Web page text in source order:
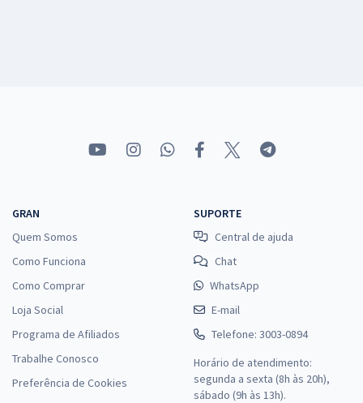
GRAN
Quem Somos
Como Funciona
Como Comprar
Loja Social
Programa de Afiliados
Trabalhe Conosco
Preferência de Cookies
SUPORTE
Central de ajuda
Chat
WhatsApp
E-mail
Telefone: 3003-0894
Horário de atendimento:
segunda a sexta (8h às 20h),
sábado (9h às 13h).